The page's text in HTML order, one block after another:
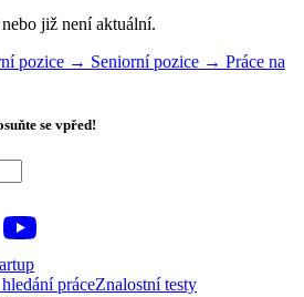
již není aktuální.
pozice → Seniorní pozice → Práce na
se vpřed!
práceZnalostní testy